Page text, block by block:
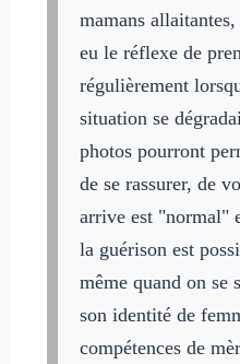
mamans
eu le réflexe de
régulièrement
situation se
photos pourront
de se rassurer, de
arrive est "normal"
la guérison est
même quand on se
son identité de
compétences de